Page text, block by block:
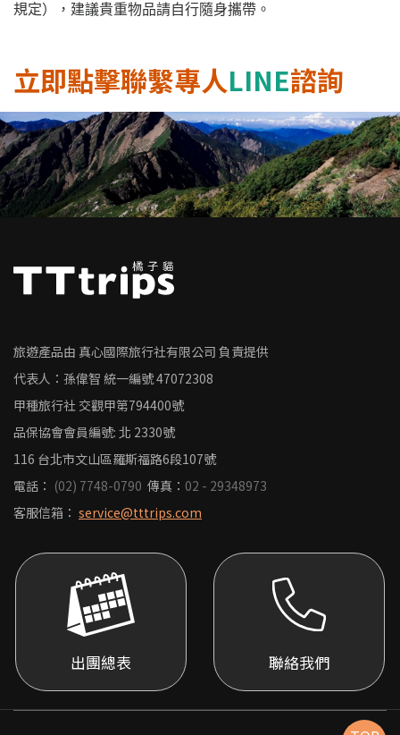
規定），建議貴重物品請自行隨身攜帶。
立即點擊聯繫專人LINE諮詢
旅遊產品由 真心國際旅行社有限公司 負責提供
代表人：孫偉智 統一編號47072308
甲種旅行社 交觀甲第794400號
品保協會會員編號: 北 2330號
116 台北市文山區羅斯福路6段107號
電話： (02) 7748-0790 傳真： 02 - 29348973
客服信箱： service@tttrips.com
出團總表 聯絡我們